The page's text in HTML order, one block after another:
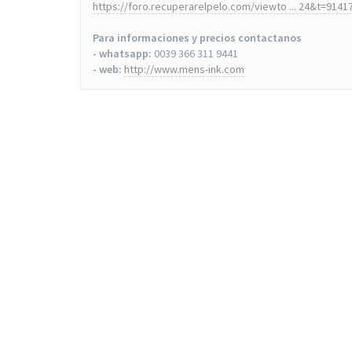
https://foro.recuperarelpelo.com/viewto ...
Para informaciones y precios contactanos
- whatsapp: 0039 366 311 9441
- web: http://www.mens-ink.com